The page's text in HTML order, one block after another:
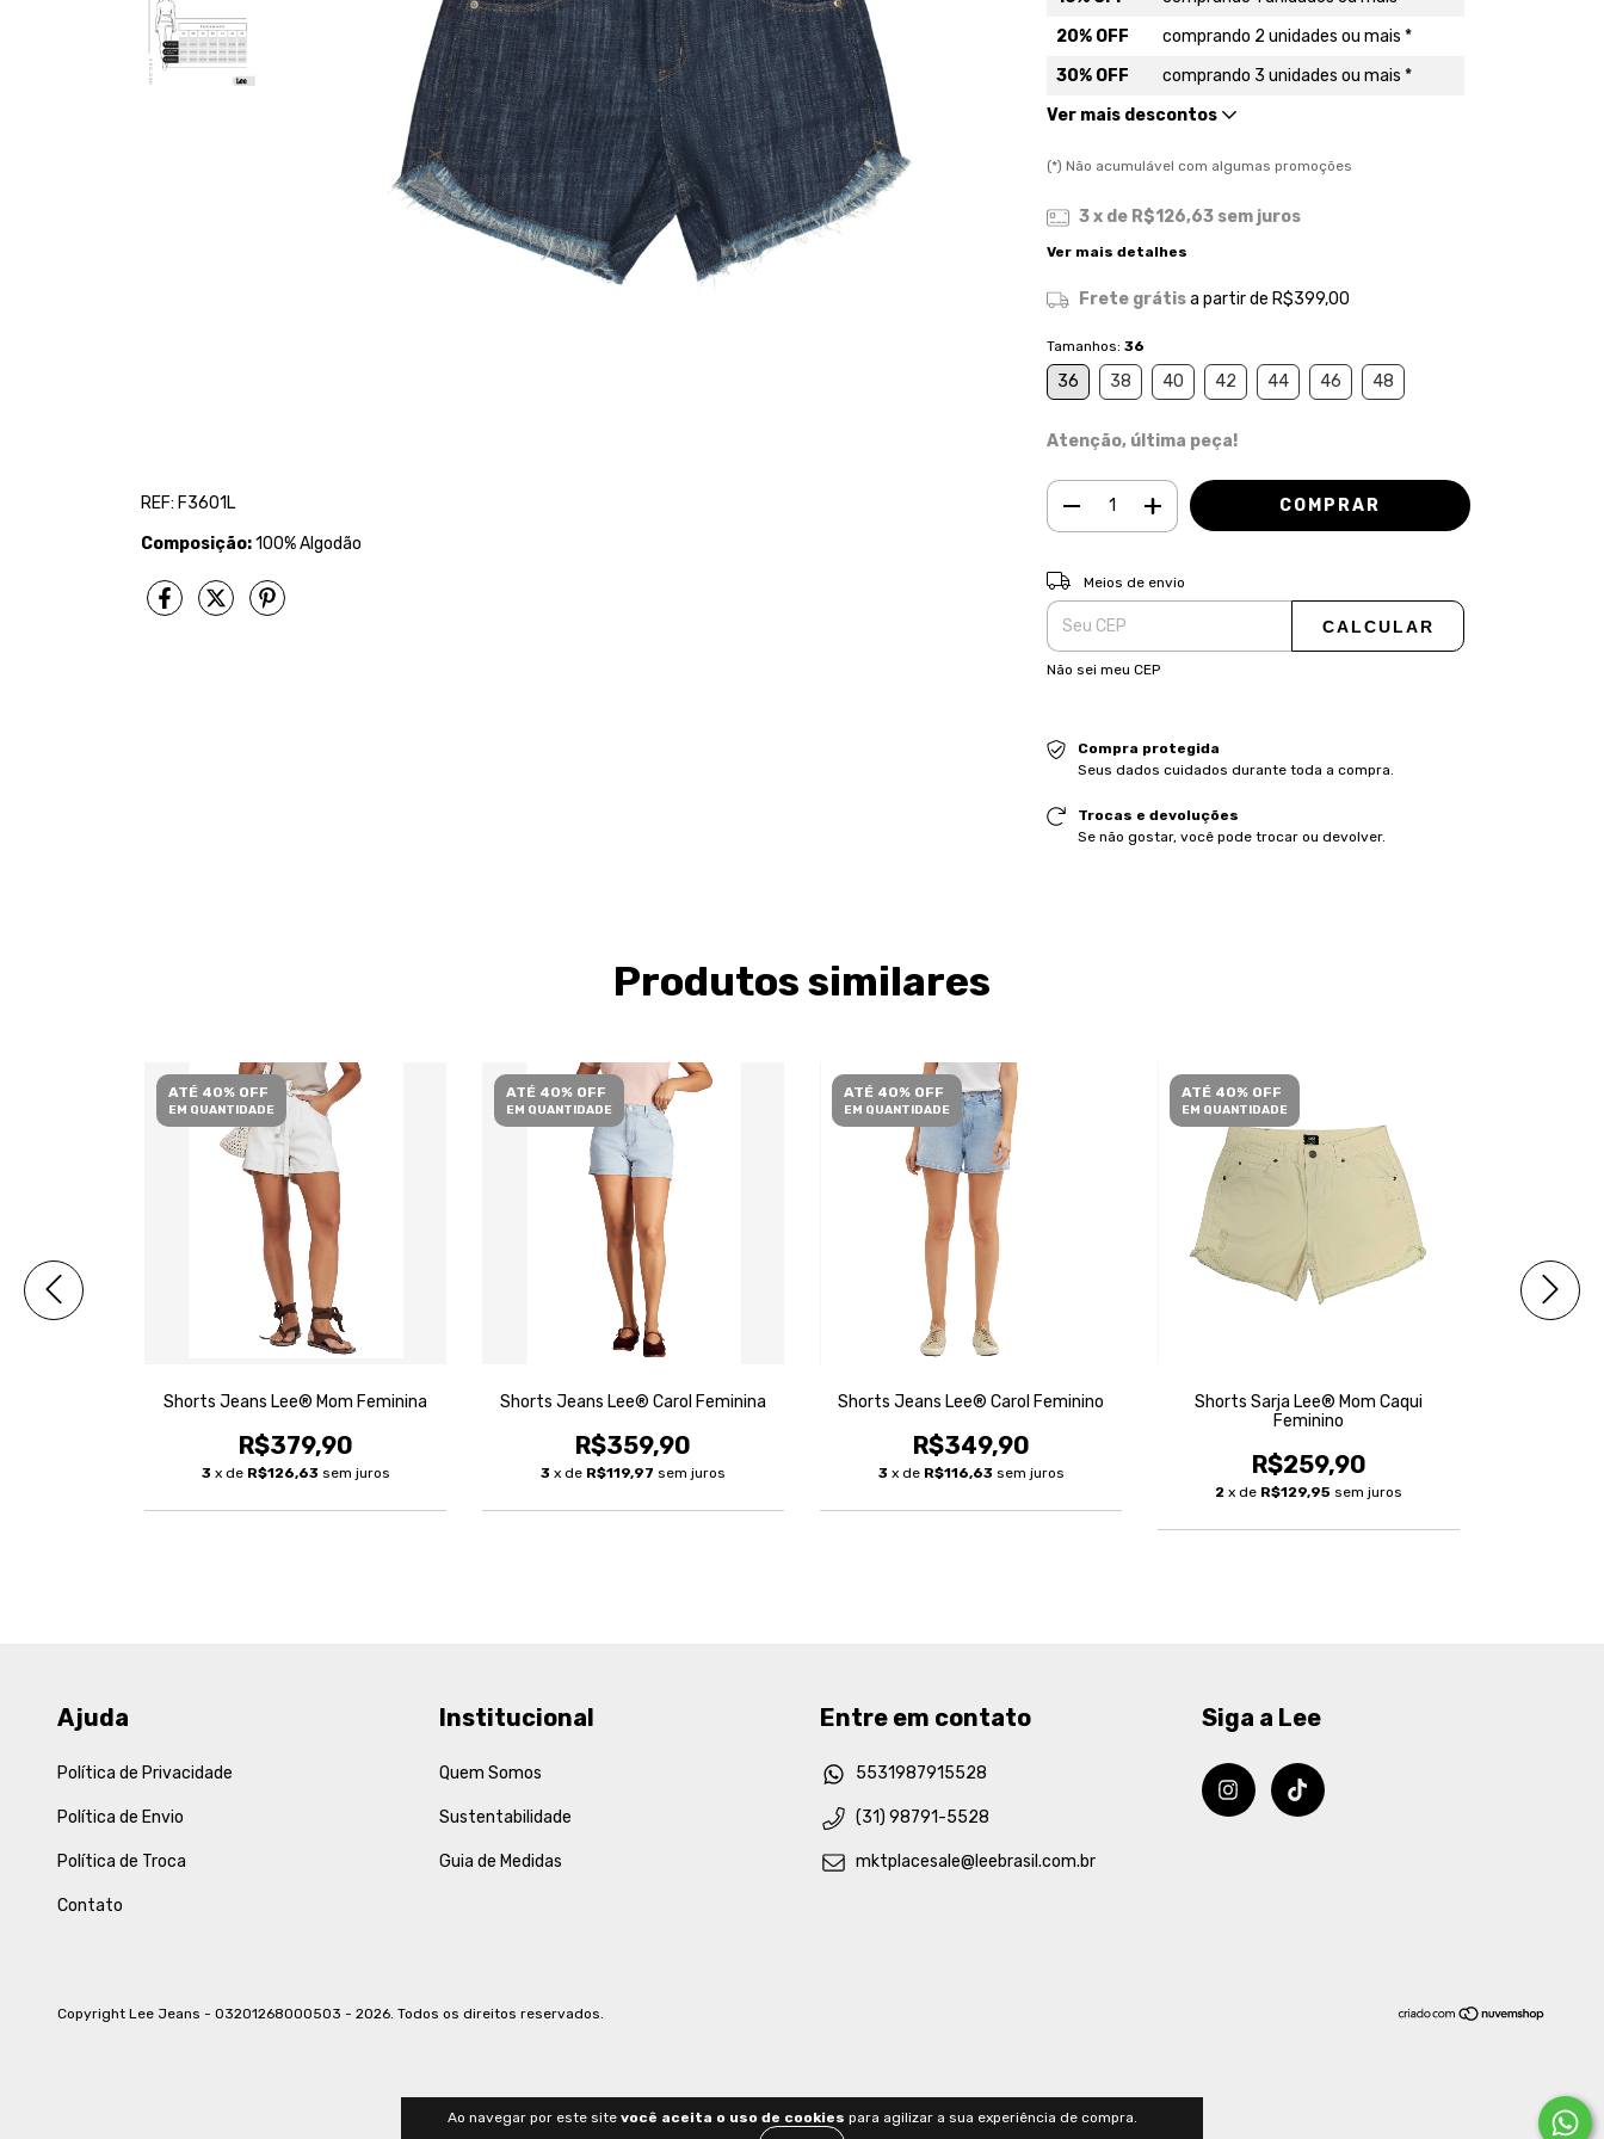
Ao navegar por este site você aceita o uso de cookies para agilizar a sua experiência de compra.
REF: F3601L
Composição:100% Algodão
20% OFF
comprando 2 unidades ou mais *
30% OFF
comprando 3 unidades ou mais *
Ver mais descontos
(*) Não acumulável com algumas promoções
3x de R$126,63 sem juros
Ver mais detalhes
Frete grátisa partir de R$399,00
Tamanhos: 36
36 38 40 42 44 46 48
Atenção, última peça!
Entregas para o CEP:
Meios de envio
CALCULAR
Não sei meu CEP
Compra protegida
Seus dados cuidados durante toda a compra.
Trocas e devoluções
Se não gostar, você pode trocar ou devolver.
Produtos similares
ATÉ 40% OFF
EM QUANTIDADE
Shorts Jeans Lee® Mom Feminina
R$379,90
3 x de R$126,63 sem juros
ATÉ 40% OFF
EM QUANTIDADE
Shorts Jeans Lee® Carol Feminina
R$359,90
3 x de R$119,97 sem juros
ATÉ 40% OFF
EM QUANTIDADE
Shorts Jeans Lee® Carol Feminino
R$349,90
3 x de R$116,63 sem juros
ATÉ 40% OFF
EM QUANTIDADE
Shorts Sarja Lee® Mom Caqui
Feminino
R$259,90
2 x de R$129,95 sem juros
Ajuda
Política de Privacidade
Política de Envio
Política de Troca
Contato
Institucional
Quem Somos
Sustentabilidade
Guia de Medidas
Entre em contato
5531987915528
(31) 98791-5528
mktplacesale@leebrasil.com.br
Siga a Lee
Copyright Lee Jeans - 03201268000503 - 2026. Todos os direitos reservados.